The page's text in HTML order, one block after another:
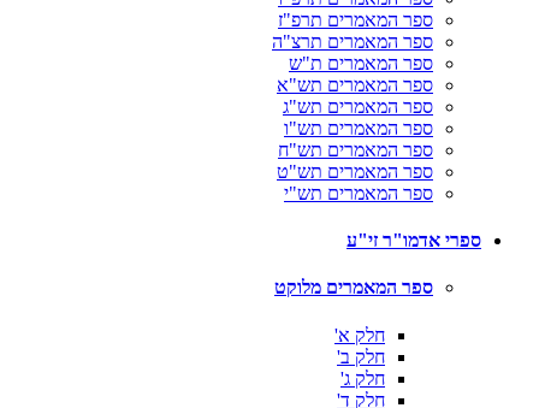
ספר המאמרים תרפ"ז
ספר המאמרים תרצ"ה
ספר המאמרים ת"ש
ספר המאמרים תש"א
ספר המאמרים תש"ג
ספר המאמרים תש"ו
ספר המאמרים תש"ח
ספר המאמרים תש"ט
ספר המאמרים תש"י
ספרי אדמו"ר זי"ע
ספר המאמרים מלוקט
חלק א'
חלק ב'
חלק ג'
חלק ד'